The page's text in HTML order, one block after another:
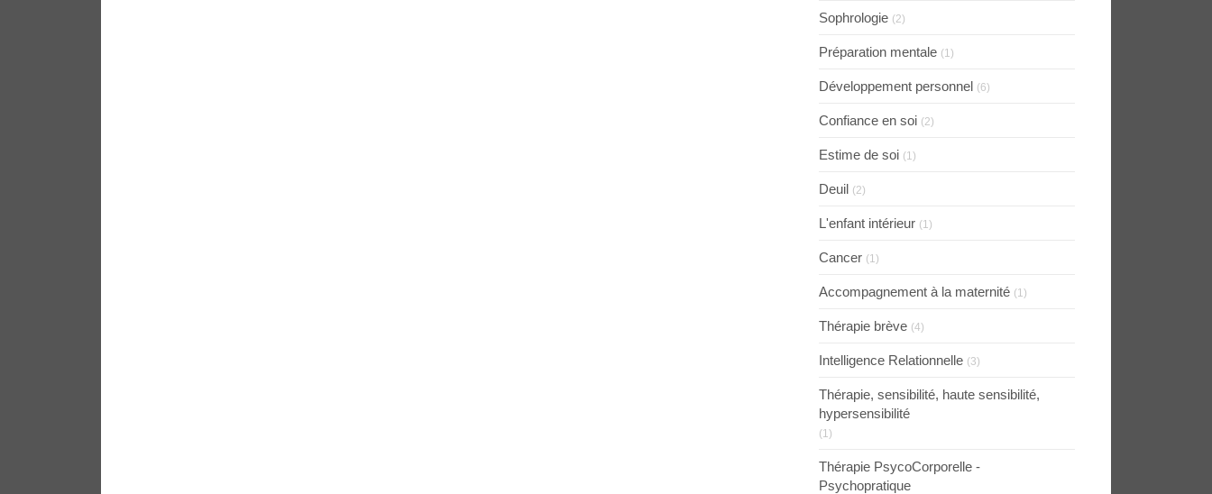
Sophrologie (2)
Préparation mentale (1)
Développement personnel (6)
Confiance en soi (2)
Estime de soi (1)
Deuil (2)
L'enfant intérieur (1)
Cancer (1)
Accompagnement à la maternité (1)
Thérapie brève (4)
Intelligence Relationnelle (3)
Thérapie, sensibilité, haute sensibilité,
hypersensibilité
(1)
Thérapie PsycoCorporelle -
Psychopratique